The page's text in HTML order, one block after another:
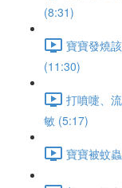
(8:31)
寶寶發燒
(11:30)
打噴嚏、
敏 (5:17)
寶寶被蚊